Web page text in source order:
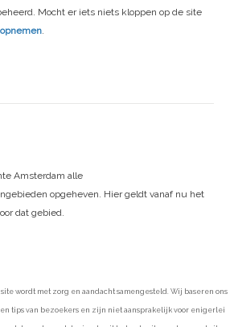
Mocht er iets niets kloppen op de site
Amsterdam alle
opgeheven. Hier geldt vanaf nu het
dat gebied.
wordt met zorg en aandacht samengesteld. Wij baseren ons
tips van bezoekers en zijn niet aansprakelijk voor enigerlei